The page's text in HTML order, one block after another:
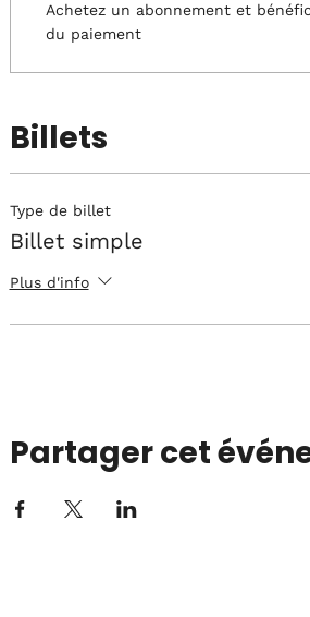
Achetez un abonnement et
du paiement
Billets
Type de billet
Billet simple
Plus d'info
Partager cet